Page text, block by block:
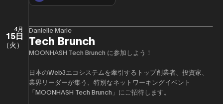
4月
15日
（火）
Danielle Marie
Tech Brunch
MOONHASH Tech Brunch に参加しよう！
日本のWeb3エコシステムを牽引するトップ創業者、投資家、
業界リーダーが集う、特別なネットワーキングイベント
「MOONHASH Tech Brunch」にご招待します。